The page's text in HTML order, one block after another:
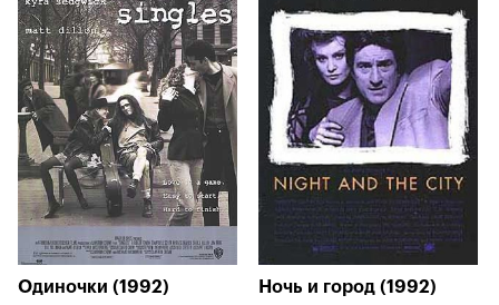
Одиночки (1992) Ночь и город (1992)